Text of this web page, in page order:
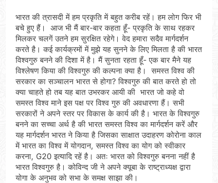
भारत की त्रासदी में हम प्रकृति में बहुत करीब रहें। हम लोग फिर भी
बचे हुए हैं। आज भी मैं बार-बार कहता हूँ- प्रकृति के साथ रहकर
मिलकर चलगें उतने हम सुरक्षित रहेगे। वेद हमारा सदैव मार्गदर्शन
करते है। कई कार्यक्रमों में मुझे यह सुनने के लिए मिलता है की भारत
विश्वगुरु बनने की दिशा में है। मैं सुनता रहता हूँ- एक बार मैने यह
विश्लेषण किया की विश्वगुरु की कल्पना क्या है। समस्त विश्व की
सरकार का सञ्चालन भारत से होगा? विश्वगुरु की बात करते हो तो
क्या चाहते हो तब यह बात उभरकर आयी की भारत जो कहे वो
समस्त विश्व माने इस पक्ष पर विश्व गुरु की अवधारणा हैं। सभी
सरकारों ने अपने स्तर पर विकास के कार्य की है। भारत के विश्वगुरु
बनने का सच्चा अर्थ है की भारत समस्त विश्व का मार्गदर्शन करें और
यह मार्गदर्शन भारत ने किया है जिसका साक्षात उदाहरण कोरोना काल
में भारत का विश्व में योगदान, समस्त विश्व का योग को स्वीकार
करना, G20 इत्यादि रहें है। अतः भारत को विश्वगुरु बनना नहीं है
भारत विश्वगुरु है। कोविन्द जी ने अपने क्यूबा के राष्ट्राध्यक्ष द्वारा
योगा के अनुभव को सभा के समक्ष साझा की।